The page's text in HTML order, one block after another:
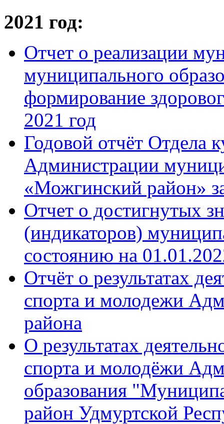
2021 год:
Отчет о реализации
муниципального
формирование
2021 год
Годовой отчёт Отдела
Администрации
«Можгинский район»
Отчет о достигнутых
(индикаторов)
состоянию на
Отчёт о результатах
спорта и молодежи
района
О результатах
спорта и молодёжи
образования
район Удмуртской